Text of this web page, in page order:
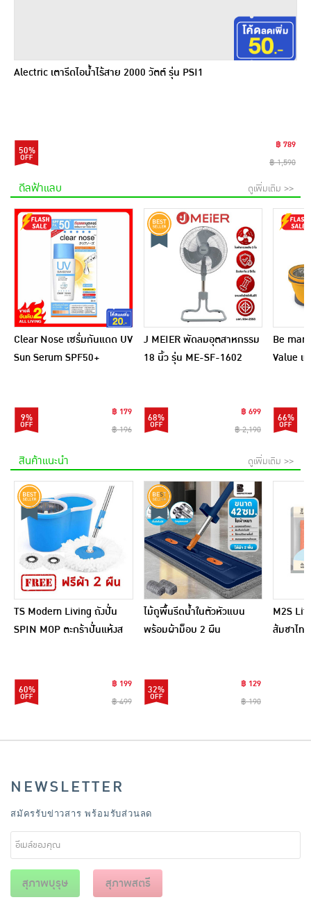
Alectric เตารีดไอน้ำไร้สาย 2000 วัตต์ รุ่น PSI1
50%
฿ 789
฿ 1,590
ดีลฟ้าแลบ ดูเพิ่มเติม >>
Clear Nose เซรั่มกันแดด UV
Sun Serum SPF50+
9%
฿ 179
฿ 196
J MEIER พัดลมอุตสาหกรรม
18 นิ้ว รุ่น ME-SF-1602
68%
฿ 699
฿ 2,190
Be
Value แ
66%
สินค้าแนะนำ ดูเพิ่มเติม >>
TS Modern Living ถังปั่น
SPIN MOP ตะกร้าปั่นแห้งส
60%
฿ 199
฿ 499
ไม้ถูพื้นรีดน้ำในตัวหัวแบน
พร้อมผ้าม็อบ 2 ผืน
32%
฿ 129
฿ 190
M2S
ส้มชาไท
NEWSLETTER
สมัครรับข่าวสาร พร้อมรับส่วนลด
สุภาพบุรุษ สุภาพสตรี